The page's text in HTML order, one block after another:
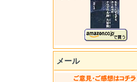
メール